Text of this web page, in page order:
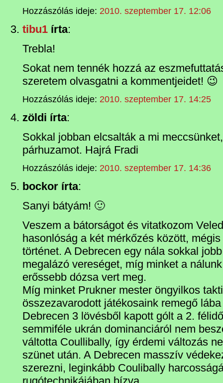
Hozzászólás ideje: 2010. szeptember 17. 12:06
tibu1 írta:
Trebla!
Sokat nem tennék hozzá az
szeretem olvasgatni a kommentjeidet! 😉
Hozzászólás ideje: 2010. szeptember 17. 14:25
zöldi írta:
Sokkal jobban elcsalták a mi
párhuzamot. Hajrá Fradi
Hozzászólás ideje: 2010. szeptember 17. 14:36
bockor írta:
Sanyi bátyám! 🙂
Veszem a bátorságot és vitatkozom
hasonlóság a két mérkőzés között,
történet. A Debrecen egy nála sokkal
megalázó vereséget, míg minket a
erőssebb dózsa vert meg.
Míg minket Prukner mester öngyilkos
összezavarodott játékosaink remegő
Debrecen 3 lövésből kapott gólt a 2.
semmiféle ukrán dominanciáról nem
váltotta Coullibally, így érdemi változás
szünet után. A Debrecen masszív
szerezni, leginkább Coulibally